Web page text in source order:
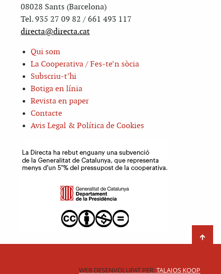
08028 Sants (Barcelona)
Tel. 935 27 09 82 / 661 493 117
directa@directa.cat
Qui som
La Cooperativa / Fes-te’n sòcia
Subscriu-t’hi
Botiga en línia
Revista en paper
Contacte
Avis Legal & Política de Cookies
WEB DESENVOLUPAT PER:TALAIOS KOOP